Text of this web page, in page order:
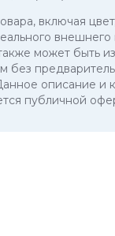
включая
внешнего
может быть
без
описание и
публичной